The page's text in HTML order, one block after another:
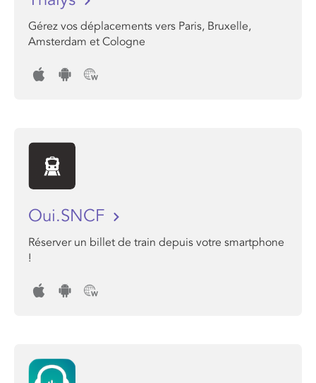
Gérez vos déplacements vers Paris, Bruxelle,
Amsterdam et Cologne
Oui.SNCF
Réserver un billet de train depuis votre smartphone
!